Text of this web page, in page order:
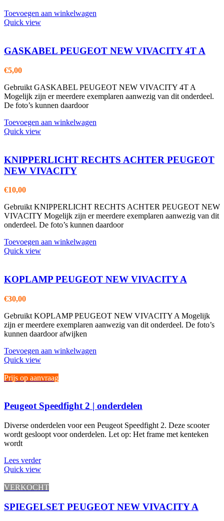
Toevoegen aan winkelwagen
Quick view
GASKABEL PEUGEOT NEW VIVACITY 4T A
€5,00
Gebruikt GASKABEL PEUGEOT NEW VIVACITY 4T A
Mogelijk zijn er meerdere exemplaren aanwezig van dit onderdeel.
De foto’s kunnen daardoor
Toevoegen aan winkelwagen
Quick view
KNIPPERLICHT RECHTS ACHTER PEUGEOT
NEW VIVACITY
€10,00
Gebruikt KNIPPERLICHT RECHTS ACHTER PEUGEOT NEW
VIVACITY Mogelijk zijn er meerdere exemplaren aanwezig van dit
onderdeel. De foto’s kunnen daardoor
Toevoegen aan winkelwagen
Quick view
KOPLAMP PEUGEOT NEW VIVACITY A
€30,00
Gebruikt KOPLAMP PEUGEOT NEW VIVACITY A Mogelijk
zijn er meerdere exemplaren aanwezig van dit onderdeel. De foto’s
kunnen daardoor afwijken
Toevoegen aan winkelwagen
Quick view
Prijs op aanvraag
Peugeot Speedfight 2 | onderdelen
Diverse onderdelen voor een Peugeot Speedfight 2. Deze scooter
wordt gesloopt voor onderdelen. Let op: Het frame met kenteken
wordt
Lees verder
Quick view
VERKOCHT
SPIEGELSET PEUGEOT NEW VIVACITY A